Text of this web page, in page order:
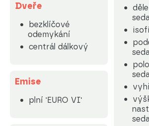
Dveře
bezklíčové
odemykání
centrál dálkový
Emise
plní 'EURO VI'